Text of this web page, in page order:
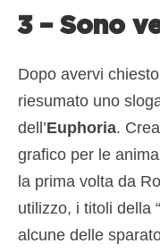
3 – Sono
Dopo avervi
riesumato uno
dell’Euphoria.
grafico per le
la prima volta da
utilizzo, i titoli della
alcune delle